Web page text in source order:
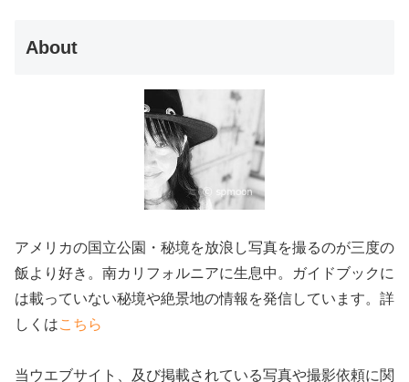
About
アメリカの国立公園・秘境を放浪し写真を撮るのが三度の
飯より好き。南カリフォルニアに生息中。ガイドブックに
は載っていない秘境や絶景地の情報を発信しています。詳
しくはこちら
当ウエブサイト、及び掲載されている写真や撮影依頼に関